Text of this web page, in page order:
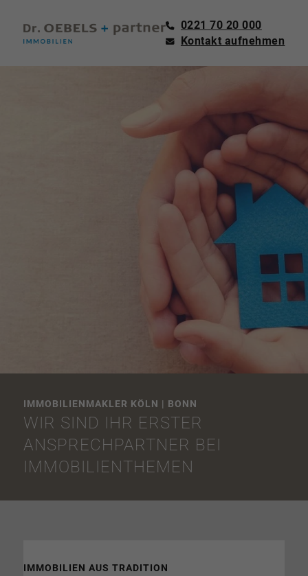
0221 70 20 000
Kontakt aufnehmen
IMMOBILIENMAKLER KÖLN | BONN
WIR SIND IHR ERSTER
ANSPRECHPARTNER BEI
IMMOBILIENTHEMEN
IMMOBILIEN AUS TRADITION